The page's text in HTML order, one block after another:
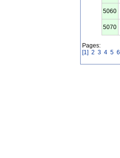
5060
5070
Pages:
[1] 2 3 4 5 6